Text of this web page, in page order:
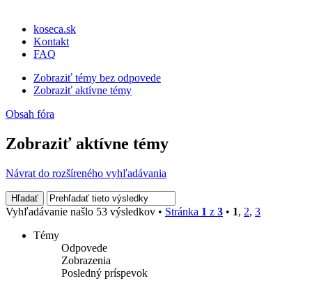
koseca.sk
Kontakt
FAQ
Zobraziť témy bez odpovede
Zobraziť aktívne témy
Obsah fóra
Zobraziť aktívne témy
Návrat do rozšíreného vyhľadávania
Vyhľadávanie našlo 53 výsledkov • Stránka 1 z 3 • 1, 2, 3
Témy
Odpovede
Zobrazenia
Posledný príspevok